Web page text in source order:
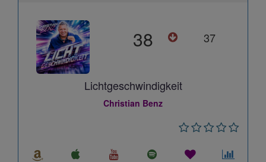
38 37
Lichtgeschwindigkeit
Christian Benz